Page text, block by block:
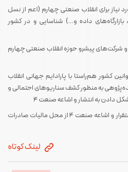
برای انقلاب صنعتی چهارم (اعم از نسل
بازارگاه‌های داده و…) شناسایی و در کشور
و شرکت‌های پیشرو حوزه انقلاب صنعتی چهارم
کشور هم‌راستا با پارادایم جهانی انقلاب
به منظور کشف سناریوهای احتمالی و
دادن به انتشار و اشاعه صنعت 4
10. تأمین منابع مالی حمایت از استقرار و اشاعه صنعت 4 از محل مالیات صادرات
لینک کوتاه